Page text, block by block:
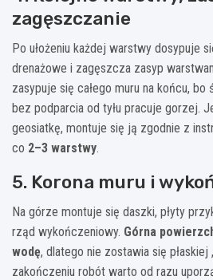
zagęszczanie
Po ułożeniu każdej warstwy dosypuje
drenażowe i zagęszcza zasyp
zasypuje się całego muru na końcu, bo
bez podparcia od tyłu pracuje gorzej.
geosiatkę, montuje się ją zgodnie z
co 2–3 warstwy.
5. Korona muru i
Na górze montuje się daszki, płyty
rząd wykończeniowy. Górna
wodę, dlatego nie zostawia się płaskiej
zakończeniu robót warto od razu